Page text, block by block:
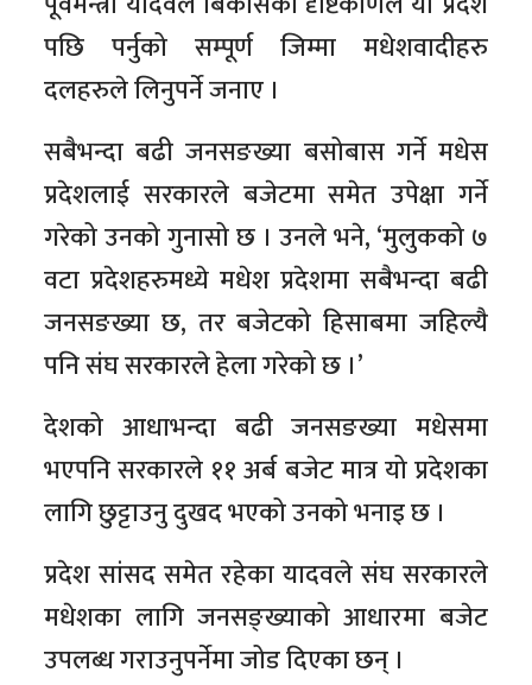
पछि पर्नुको सम्पूर्ण जिम्मा मधेशवादीहरु
दलहरुले लिनुपर्ने जनाए ।
सबैभन्दा बढी जनसङख्या बसोबास गर्ने मधेस
प्रदेशलाई सरकारले बजेटमा समेत उपेक्षा गर्ने
गरेको उनको गुनासो छ । उनले भने, ‘मुलुकको ७
वटा प्रदेशहरुमध्ये मधेश प्रदेशमा सबैभन्दा बढी
जनसङख्या छ, तर बजेटको हिसाबमा जहिल्यै
पनि संघ सरकारले हेला गरेको छ ।’
देशको आधाभन्दा बढी जनसङख्या मधेसमा
भएपनि सरकारले ११ अर्ब बजेट मात्र यो प्रदेशका
लागि छुट्टाउनु दुखद भएको उनको भनाइ छ ।
प्रदेश सांसद समेत रहेका यादवले संघ सरकारले
मधेशका लागि जनसङ्ख्याको आधारमा बजेट
उपलब्ध गराउनुपर्नेमा जोड दिएका छन् ।